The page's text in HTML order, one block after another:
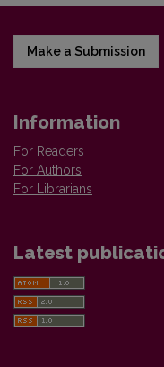
Make a Submission
Information
For Readers
For Authors
For Librarians
Latest